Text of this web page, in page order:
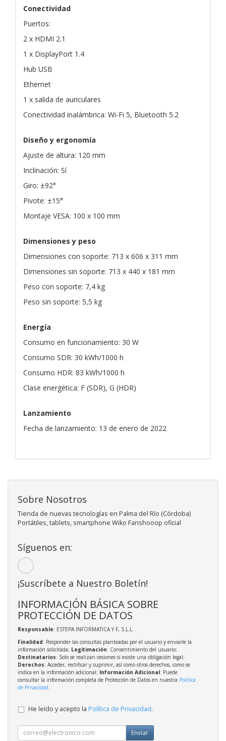
Conectividad
Puertos:
2 x HDMI 2.1
1 x DisplayPort 1.4
Hub USB
Ethernet
1 x salida de auriculares
Conectividad inalámbrica: Wi-Fi 5, Bluetooth 5.2
Diseño y ergonomía
Ajuste de altura: 120 mm
Inclinación: Sí
Giro: ±92°
Pivote: ±15°
Montaje VESA: 100 x 100 mm
Dimensiones y peso
Dimensiones con soporte: 713 x 606 x 311 mm
Dimensiones sin soporte: 713 x 440 x 181 mm
Peso con soporte: 7,4 kg
Peso sin soporte: 5,5 kg
Energía
Consumo en funcionamiento: 30 W
Consumo SDR: 30 kWh/1000 h
Consumo HDR: 83 kWh/1000 h
Clase energética: F (SDR), G (HDR)
Lanzamiento
Fecha de lanzamiento: 13 de enero de 2022
Sobre Nosotros
Tienda de nuevas tecnologías en Palma del Río (Córdoba)
Portátiles, tablets, smartphone Wiko Fanshooop oficial
Síguenos en:
¡Suscríbete a Nuestro Boletín!
INFORMACIÓN BÁSICA SOBRE
PROTECCIÓN DE DATOS
Responsable: ESTEPA INFORMATICA Y F, S.L.L.
Finalidad: Responder las consultas planteadas por el usuario y enviarle la
información solicitada; Legitimación: Consentimiento del usuario;
Destinatarios: Solo se realizan cesiones si existe una obligación legal;
Derechos: Acceder, rectificar y suprimir, así como otros derechos, como se
indica en la información adicional; Información Adicional: Puede
consultar la información completa de Protección de Datos en nuestra Política
de Privacidad
He leído y acepto la Política de Privacidad.
Enviar